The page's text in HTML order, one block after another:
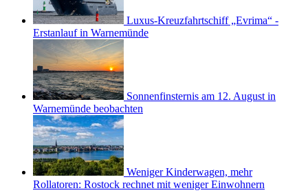
Luxus-Kreuzfahrtschiff „Evrima“ -
Erstanlauf in Warnemünde
Sonnenfinsternis am 12. August in
Warnemünde beobachten
Weniger Kinderwagen, mehr
Rollatoren: Rostock rechnet mit weniger Einwohnern